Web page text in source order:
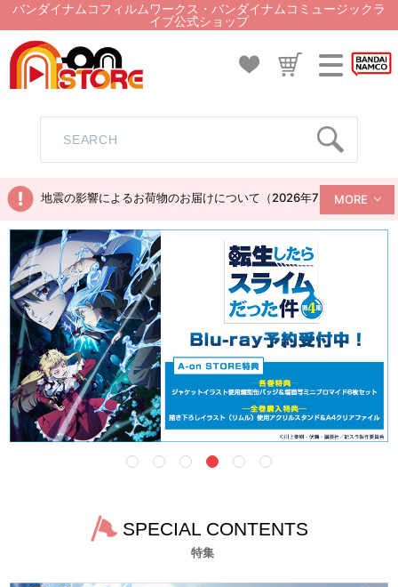
バンダイナムコフィルムワークス・バンダイナムコミュージックラ
イブ公式ショップ
地震の影響によるお荷物のお届けについて（2026年7月28日現在）
MORE
SPECIAL CONTENTS
特集